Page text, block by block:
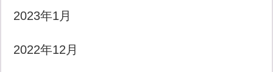
2023年1月
2022年12月